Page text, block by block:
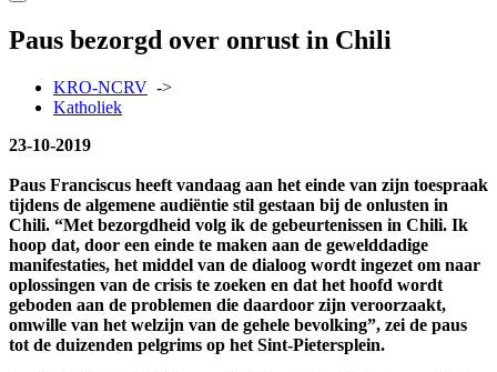
Paus bezorgd over onrust in Chili
KRO-NCRV ->
Katholiek
23-10-2019
Paus Franciscus heeft vandaag aan het einde van zijn toespraak
tijdens de algemene audiëntie stil gestaan bij de onlusten in
Chili. “Met bezorgdheid volg ik de gebeurtenissen in Chili. Ik
hoop dat, door een einde te maken aan de gewelddadige
manifestaties, het middel van de dialoog wordt ingezet om naar
oplossingen van de crisis te zoeken en dat het hoofd wordt
geboden aan de problemen die daardoor zijn veroorzaakt,
omwille van het welzijn van de gehele bevolking”, zei de paus
tot de duizenden pelgrims op het Sint-Pietersplein.